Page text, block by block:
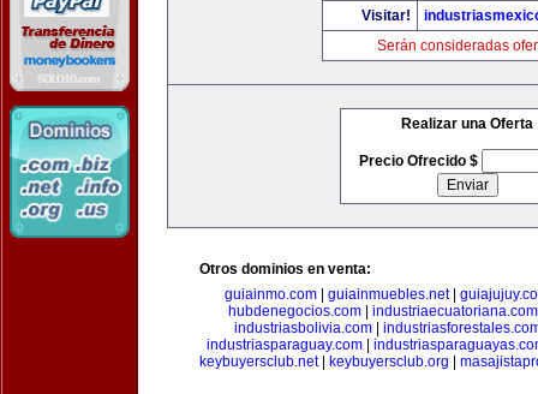
Visitar!
Serán consideradas
Realizar una Oferta
Precio Ofrecido $
Otros dominios en venta:
guiainmo.com| guiainmuebles.net|
hubdenegocios.com| industriaecuatoriana.com
industriasbolivia.com|
industriasparaguay.com|
keybuyersclub.net| keybuyersclub.org